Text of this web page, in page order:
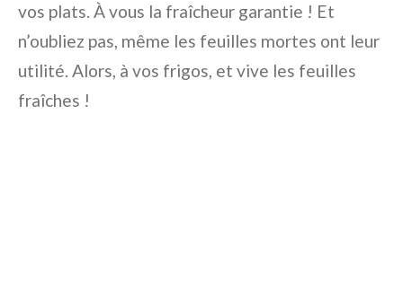
vos plats. À vous la fraîcheur garantie ! Et
n’oubliez pas, même les feuilles mortes ont leur
utilité. Alors, à vos frigos, et vive les feuilles
fraîches !